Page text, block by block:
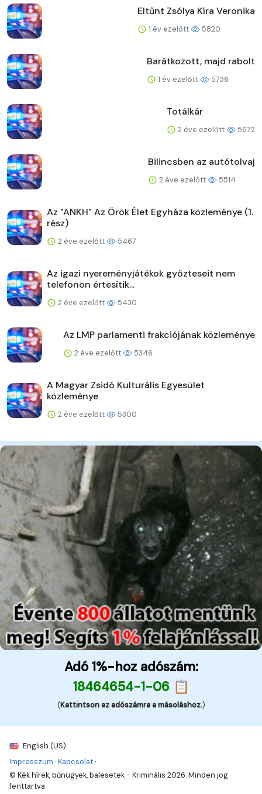
Eltűnt Zsólya Kíra Veronika
1 év ezelőtt 5820
Barátkozott, majd rabolt
1 év ezelőtt 5736
Totálkár
2 éve ezelőtt 5672
Bilincsben az autótolvaj
2 éve ezelőtt 5514
Az "ANKH" Az Örök Élet Egyháza közleménye (1.
rész)
2 éve ezelőtt 5467
Az igazi nyereményjátékok győzteseit nem
telefonon értesítik...
2 éve ezelőtt 5430
Az LMP parlamenti frakciójának közleménye
2 éve ezelőtt 5346
A Magyar Zsidó Kulturális Egyesület
közleménye
2 éve ezelőtt 5300
Adó 1%-hoz adószám:
18464654-1-06 📋
(Kattintson az adószámra a másoláshoz.)
English (US)
Impresszum ·Kapcsolat ·
© Kék hírek, bűnügyek, balesetek - Kriminális 2026. Minden jog
fenttartva